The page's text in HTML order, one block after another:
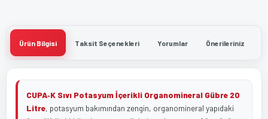
Ürün Bilgisi Taksit Seçenekleri Yorumlar Önerileriniz
CUPA‑K Sıvı Potasyum İçerikli Organomineral Gübre 20
Litre, potasyum bakımından zengin, organomineral yapıdaki